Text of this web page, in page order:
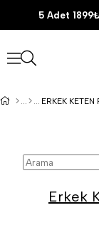
5 Adet
ERKEK KETEN
Erkek